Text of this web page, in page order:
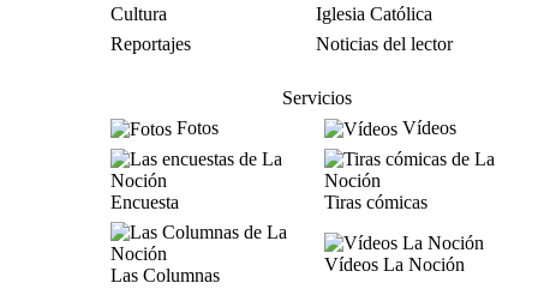
Cultura
Iglesia Católica
Reportajes
Noticias del lector
Servicios
Fotos
Vídeos
Encuesta Tiras cómicas
Las Columnas
Vídeos La Noción